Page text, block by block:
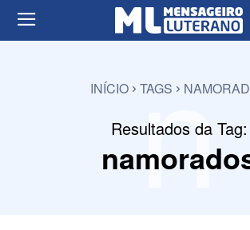
INÍCIO TAGS
Resultados da Tag:
n